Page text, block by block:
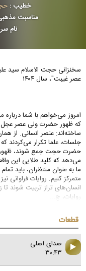
خطیب :
مناسبت
نام
سخنزانی حجت الاسلام سید
عصر غیبت"، سال ۱۴۰۴
امروز می‌خواهم با شما
که ظهور حضرت ولی عصر
ساخته‌اند: عنصر انسانی. از
جلسات، علما تکرار
حضرت حجت جمع شوند، ظهور
می‌دهد که کلید طلایی این
ما به عنوان منتظران، باید
متمرکز کنیم. روایات فراوانی
انسان‌های تراز تربیت شوند
روایات، چ
قطعات
صدای اصلی
۳۰:۴۳